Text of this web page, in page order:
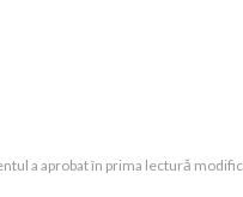
a aprobat în prima lectură